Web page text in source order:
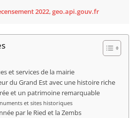
2022,geo.api.gouv.fr
et services de la mairie
du Grand Est avec une histoire riche
et un patrimoine remarquable
et sites historiques
par le Ried et la Zembs